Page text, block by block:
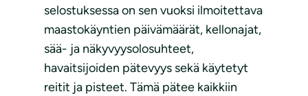
selostuksessa on sen vuoksi ilmoitettava
maastokäyntien päivämäärät, kellonajat,
sää- ja näkyvyysolosuhteet,
havaitsijoiden pätevyys sekä käytetyt
reitit ja pisteet. Tämä pätee kaikkiin